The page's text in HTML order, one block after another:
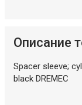
Описание
Spacer sleeve;
black DREMEC